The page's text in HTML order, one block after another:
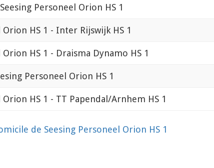
Personeel Orion HS 1
Orion HS 1 - Inter Rijswijk HS 1
HS 1 - Draisma Dynamo HS 1
Personeel Orion HS 1
HS 1 - TT Papendal/Arnhem HS 1
de Seesing Personeel Orion HS 1